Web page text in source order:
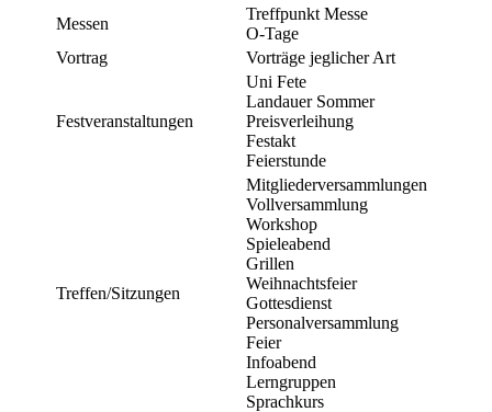
Messen
Treffpunkt Messe
O-Tage
Vortrag
Vorträge jeglicher Art
Festveranstaltungen
Uni Fete
Landauer Sommer
Preisverleihung
Festakt
Feierstunde
Treffen/Sitzungen
Mitgliederversammlungen
Vollversammlung
Workshop
Spieleabend
Grillen
Weihnachtsfeier
Gottesdienst
Personalversammlung
Feier
Infoabend
Lerngruppen
Sprachkurs